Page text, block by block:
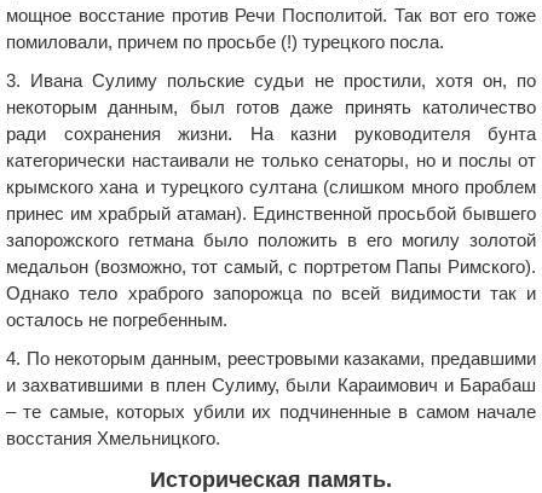
мощное восстание против Речи Посполитой. Так вот его тоже
помиловали, причем по просьбе (!) турецкого посла.
3. Ивана Сулиму польские судьи не простили, хотя он, по
некоторым данным, был готов даже принять католичество
ради сохранения жизни. На казни руководителя бунта
категорически настаивали не только сенаторы, но и послы от
крымского хана и турецкого султана (слишком много проблем
принес им храбрый атаман). Единственной просьбой бывшего
запорожского гетмана было положить в его могилу золотой
медальон (возможно, тот самый, с портретом Папы Римского).
Однако тело храброго запорожца по всей видимости так и
осталось не погребенным.
4. По некоторым данным, реестровыми казаками, предавшими
и захватившими в плен Сулиму, были Караимович и Барабаш
– те самые, которых убили их подчиненные в самом начале
восстания Хмельницкого.
Историческая память.